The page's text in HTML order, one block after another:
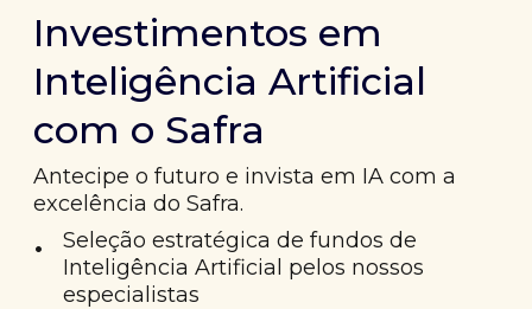
Investimentos em
Inteligência Artificial
com o Safra
Antecipe o futuro e invista em IA com a
excelência do Safra.
•
Seleção estratégica de fundos de
Inteligência Artificial pelos nossos
especialistas